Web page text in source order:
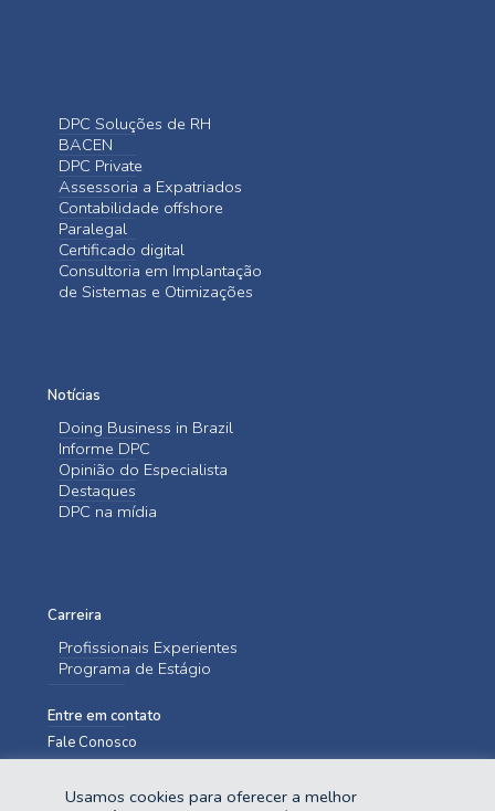
DPC Soluções de RH
BACEN
DPC Private
Assessoria a Expatriados
Contabilidade offshore
Paralegal
Certificado digital
Consultoria em Implantação
de Sistemas e Otimizações
Notícias
Doing Business in Brazil
Informe DPC
Opinião do Especialista
Destaques
DPC na mídia
Carreira
Profissionais Experientes
Programa de Estágio
Entre em contato
Fale Conosco
Usamos cookies para oferecer a melhor